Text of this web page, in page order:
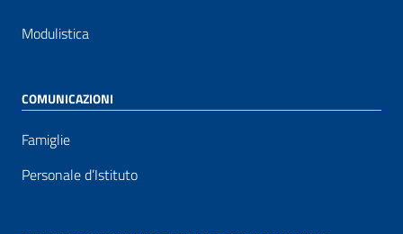
Modulistica
COMUNICAZIONI
Famiglie
Personale d’Istituto